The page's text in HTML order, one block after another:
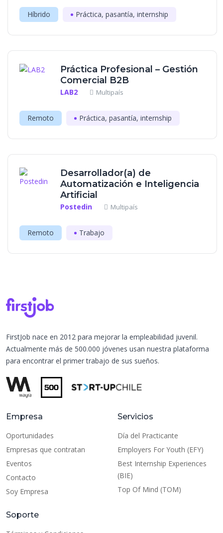
Híbrido Práctica, pasantía, internship
Práctica Profesional – Gestión
Comercial B2B
LAB2 Multipaís
Remoto Práctica, pasantía, internship
Desarrollador(a) de
Automatización e Inteligencia
Artificial
Postedin Multipaís
Remoto Trabajo
FirstJob nace en 2012 para mejorar la empleabilidad juvenil.
Actualmente más de 500.000 jóvenes usan nuestra plataforma
para encontrar el primer trabajo de sus sueños.
Empresa
Oportunidades
Empresas que contratan
Eventos
Contacto
Soy Empresa
Servicios
Día del Practicante
Employers For Youth (EFY)
Best Internship Experiences
(BIE)
Top Of Mind (TOM)
Soporte